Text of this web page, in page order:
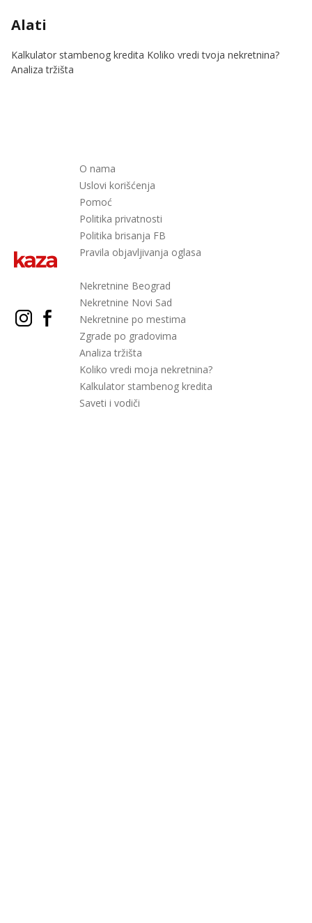
Alati
Kalkulator stambenog kredita Koliko vredi tvoja nekretnina?
Analiza tržišta
O nama
Uslovi korišćenja
Pomoć
Politika privatnosti
Politika brisanja FB
Pravila objavljivanja oglasa
Nekretnine Beograd
Nekretnine Novi Sad
Nekretnine po mestima
Zgrade po gradovima
Analiza tržišta
Koliko vredi moja nekretnina?
Kalkulator stambenog kredita
Saveti i vodiči